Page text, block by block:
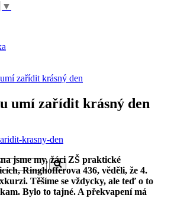
▼
zařídit krásný den
umí zařídit krásný den
jsme my, žáci ZŠ praktické
Ringhofferova 436, věděli, že 4.
Těšíme se vždycky, ale teď o to
Bylo to tajné. A překvapení má